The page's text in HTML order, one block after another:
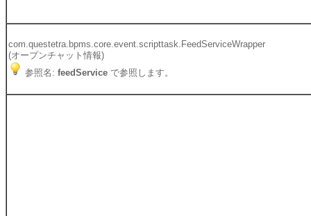
com.questetra.bpms.core.event.scripttask.FeedServiceWrapper
(オープンチャット情報)
参照名: feedService で参照します。